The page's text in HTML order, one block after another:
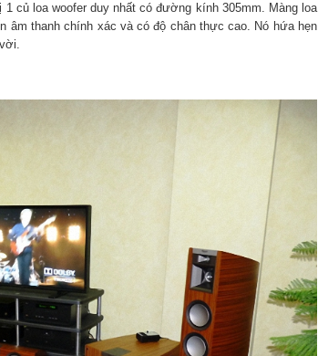
củ loa woofer duy nhất có đường kính 305mm. Màng loa
âm thanh chính xác và có độ chân thực cao. Nó hứa hẹn